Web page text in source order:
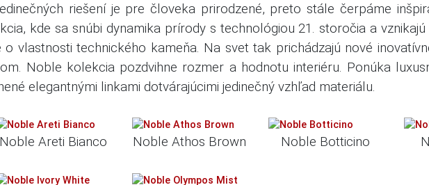
riešení je pre človeka prirodzené, preto stále čerpáme
kde sa snúbi dynamika prírody s technológiou 21. storočia a
vlastnosti technického kameňa. Na svet tak prichádzajú nové
Noble kolekcia pozdvihne rozmer a hodnotu interiéru. Ponúka
elegantnými linkami dotvárajúcimi jedinečný vzhľad materiálu.
Noble Areti Bianco Noble Athos Brown Noble Botticino